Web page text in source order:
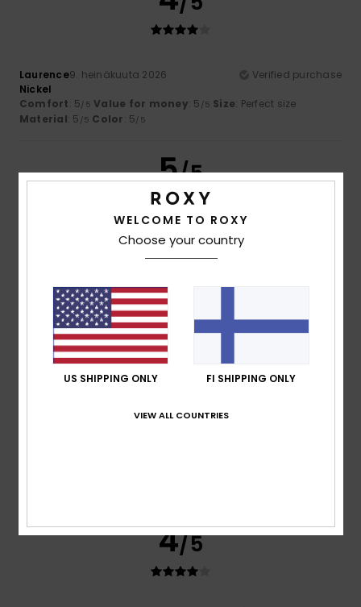
Laurence9. heinäkuuta 2026
Verified purchase
Nickel
Comfort: 5/5 Value for money: 5 /5 Size: Perfect size
Material: 5 /5 Color: 5/5
5/5
8. heinäkuuta 2026
Material: 5/5 Color: 5/5
I recommend this product
5
4/5
WELCOME TO ROXY
Choose your country
US SHIPPING ONLY FI SHIPPING ONLY
VIEW ALL COUNTRIES